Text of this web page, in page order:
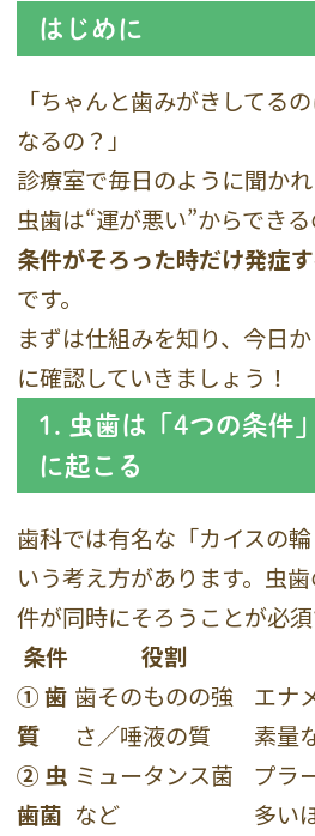
はじめに
「ちゃんと歯みがきしてる
なるの？」
診療室で毎日のように聞かれ
虫歯は“運が悪い”からできる
条件がそろった時だけ発症
です。
まずは仕組みを知り、今日
に確認していきましょう！
1. 虫歯は「4つの条件
に起こる
歯科では有名な「カイスの
いう考え方があります。虫
件が同時にそろうことが必須
条件
役割
① 歯
質
歯そのものの強
さ／唾液の質
エナ
素量
② 虫
歯菌
ミュータンス菌
など
プラ
多い